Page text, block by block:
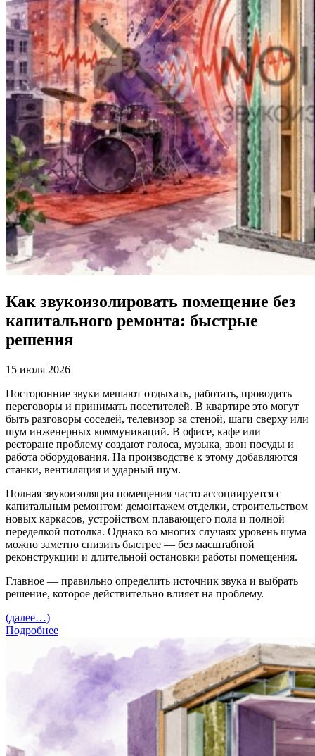
Как звукоизолировать помещение без
капитального ремонта: быстрые
решения
15 июля 2026
Посторонние звуки мешают отдыхать, работать, проводить
переговоры и принимать посетителей. В квартире это могут
быть разговоры соседей, телевизор за стеной, шаги сверху или
шум инженерных коммуникаций. В офисе, кафе или
ресторане проблему создают голоса, музыка, звон посуды и
работа оборудования. На производстве к этому добавляются
станки, вентиляция и ударный шум.
Полная звукоизоляция помещения часто ассоциируется с
капитальным ремонтом: демонтажем отделки, строительством
новых каркасов, устройством плавающего пола и полной
переделкой потолка. Однако во многих случаях уровень шума
можно заметно снизить быстрее — без масштабной
реконструкции и длительной остановки работы помещения.
Главное — правильно определить источник звука и выбрать
решение, которое действительно влияет на проблему.
(далее…)
Подробнее